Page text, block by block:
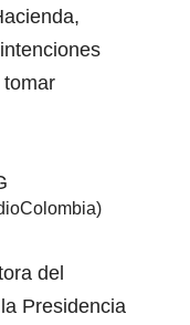
del
Presidencia